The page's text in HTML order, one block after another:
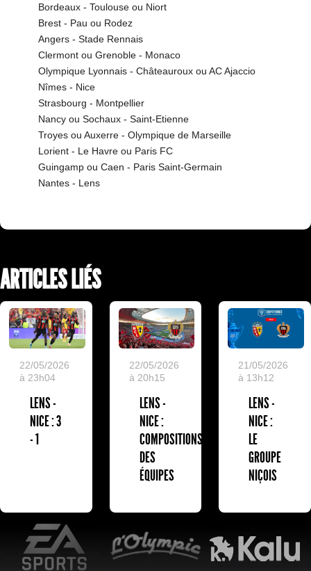
Bordeaux - Toulouse ou Niort
Brest - Pau ou Rodez
Angers - Stade Rennais
Clermont ou Grenoble - Monaco
Olympique Lyonnais - Châteauroux ou AC Ajaccio
Nîmes - Nice
Strasbourg - Montpellier
Nancy ou Sochaux - Saint-Etienne
Troyes ou Auxerre - Olympique de Marseille
Lorient - Le Havre ou Paris FC
Guingamp ou Caen - Paris Saint-Germain
Nantes - Lens
ARTICLES LIÉS
22/05/2026
à 23h04
LENS -
NICE : 3
- 1
22/05/2026
à 20h15
LENS -
NICE :
COMPOSITIONS
DES
ÉQUIPES
21/05/2026
à 13h12
LENS -
NICE :
LE
GROUPE
NIÇOIS
EA Sports